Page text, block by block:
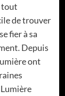
tout
de trouver
fier à sa
Depuis
ont